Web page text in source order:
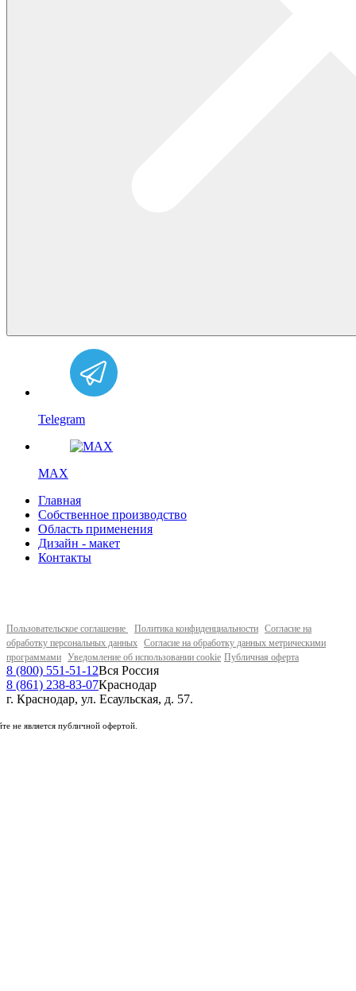
Telegram
MAX
Главная
Собственное производство
Область применения
Дизайн - макет
Контакты
Пользовательское соглашение Политика конфиденциальности Согласие на
обработку персональных данных Согласие на обработку данных метрическими
программами Уведомление об использовании cookie Публичная оферта
8 (800) 551-51-12Вся Россия
8 (861) 238-83-07Краснодар
г. Краснодар, ул. Есаульская, д. 57.
не является публичной офертой.